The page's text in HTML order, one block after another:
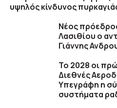
υψηλός κίνδυνος
Νέος
Λασιθίου ο
Γιάννης
Το 2028 οι
Διεθνές
Υπεγράφη η
συστήματα